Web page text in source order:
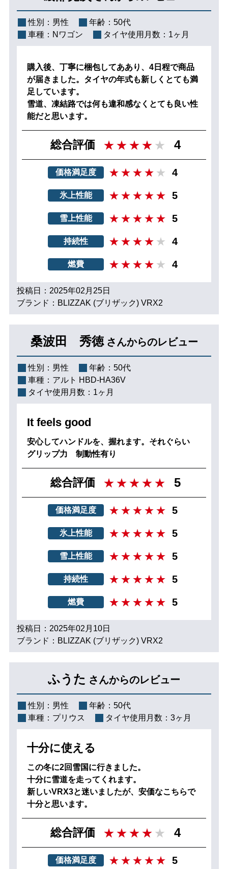
性別： 男性 年齢： 50代
車種： Nワゴン タイヤ使用月数： 1ヶ月
購入後、丁寧に梱包してああり、4日程で商品
が届きました。タイヤの年式も新しくとても満
足しています。
雪道、凍結路では何も違和感なくとても良い性
能だと思います。
総合評価 4
価格満足度 4
氷上性能 5
雪上性能 5
持続性 4
燃費 4
投稿日：2025年02月25日
ブランド：BLIZZAK (ブリザック) VRX2
桑波田 秀徳 さんからのレビュー
性別： 男性 年齢： 50代
車種： アルト HBD-HA36V
タイヤ使用月数： 1ヶ月
It feels good
安心してハンドルを、握れます。それぐらい
グリップ力 制動性有り
総合評価 5
価格満足度 5
氷上性能 5
雪上性能 5
持続性 5
燃費 5
投稿日：2025年02月10日
ブランド：BLIZZAK (ブリザック) VRX2
ふうた さんからのレビュー
性別： 男性 年齢： 50代
車種： プリウス タイヤ使用月数： 3ヶ月
十分に使える
この冬に2回雪国に行きました。
十分に雪道を走ってくれます。
新しいVRX3と迷いましたが、安価なこちらで
十分と思います。
総合評価 4
価格満足度 5